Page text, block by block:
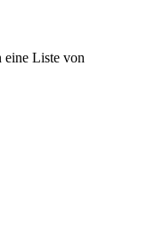
eine Liste von